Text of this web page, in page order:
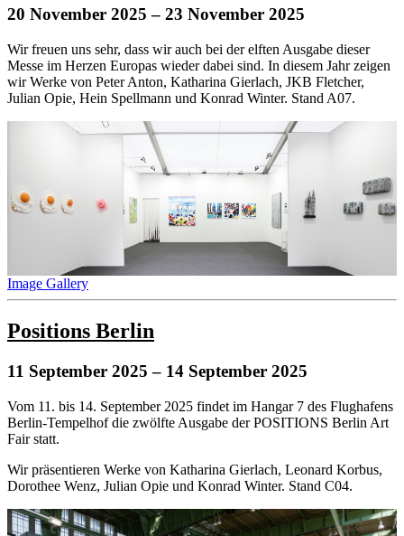
20 November 2025 – 23 November 2025
Wir freuen uns sehr, dass wir auch bei der elften Ausgabe dieser
Messe im Herzen Europas wieder dabei sind. In diesem Jahr zeigen
wir Werke von Peter Anton, Katharina Gierlach, JKB Fletcher,
Julian Opie, Hein Spellmann und Konrad Winter. Stand A07.
Image Gallery
Positions Berlin
11 September 2025 – 14 September 2025
Vom 11. bis 14. September 2025 findet im Hangar 7 des Flughafens
Berlin-Tempelhof die zwölfte Ausgabe der POSITIONS Berlin Art
Fair statt.
Wir präsentieren Werke von Katharina Gierlach, Leonard Korbus,
Dorothee Wenz, Julian Opie und Konrad Winter. Stand C04.